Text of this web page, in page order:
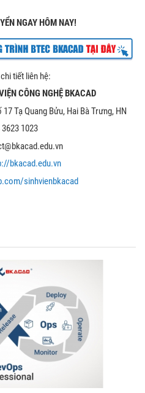
NGAY HÔM NAY!
tiết liên hệ:
CÔNG NGHỆ BKACAD
Tạ Quang Bửu, Hai Bà Trưng, HN
1023
bkacad.edu.vn
sinhvienbkacad